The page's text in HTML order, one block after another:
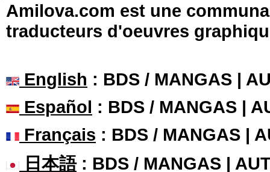
Amilova.com est une
traducteurs d'oeuvres
English : BDS / MANGAS |
Español : BDS / MANGAS |
Français : BDS / MANGAS |
日本語: BDS / MANGAS |